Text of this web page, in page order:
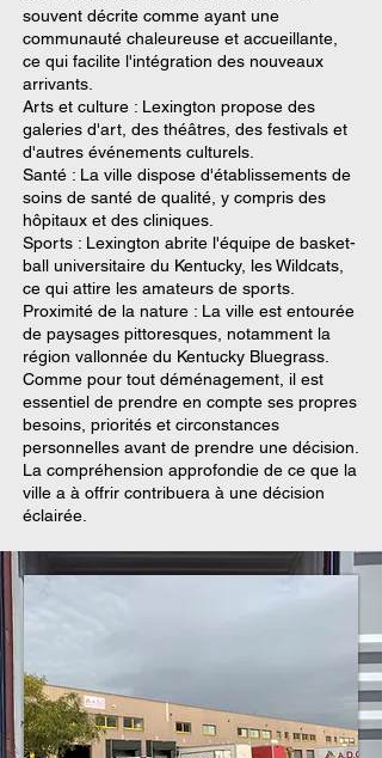
souvent décrite comme ayant une
communauté chaleureuse et accueillante,
ce qui facilite l'intégration des nouveaux
arrivants.
Arts et culture : Lexington propose des
galeries d'art, des théâtres, des festivals et
d'autres événements culturels.
Santé : La ville dispose d'établissements de
soins de santé de qualité, y compris des
hôpitaux et des cliniques.
Sports : Lexington abrite l'équipe de basket-
ball universitaire du Kentucky, les Wildcats,
ce qui attire les amateurs de sports.
Proximité de la nature : La ville est entourée
de paysages pittoresques, notamment la
région vallonnée du Kentucky Bluegrass.
Comme pour tout déménagement, il est
essentiel de prendre en compte ses propres
besoins, priorités et circonstances
personnelles avant de prendre une décision.
La compréhension approfondie de ce que la
ville a à offrir contribuera à une décision
éclairée.